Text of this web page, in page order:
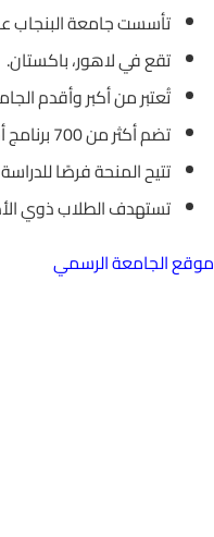
تأسست جامعة البنجاب عام
تقع في لاهور، باكستان.
تُعتبر من أكبر وأقدم
تضم أكثر من 700 برنامج أكاديمي.
تتيح المنحة فرصًا
تستهدف الطلاب ذوي
موقع الجامعة الرسمي